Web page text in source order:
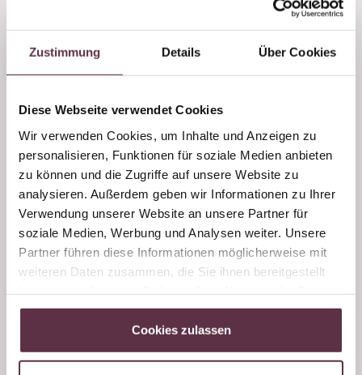
Zustimmung Details Über Cookies
Diese Webseite verwendet Cookies
Wir verwenden Cookies, um Inhalte und Anzeigen zu
personalisieren, Funktionen für soziale Medien anbieten
zu können und die Zugriffe auf unsere Website zu
analysieren. Außerdem geben wir Informationen zu Ihrer
Verwendung unserer Website an unsere Partner für
soziale Medien, Werbung und Analysen weiter. Unsere
Partner führen diese Informationen möglicherweise mit
weiteren Daten zusammen, die Sie ihnen bereitgestellt
gesammelt haben.
Cookies zulassen
über die unberührten Pisten und genießen gemeinsam
mit dir im Anschluss das herzhafte, liebevoll
angerichtete Frühstück in der Alm.
Möglichkeit. Aber Achtung! Die Personenanzahl ist auf
Anmeldung.
Du willst dabei sein?
Dann melde dich bei uns! Wir informieren dich über
Preise, verfügbare Termine und sind auch gerne bei der
Anmeldung behilflich.
Wir wünschen dir viel Spaß bei diesem
Zimmer und Preise Hotel